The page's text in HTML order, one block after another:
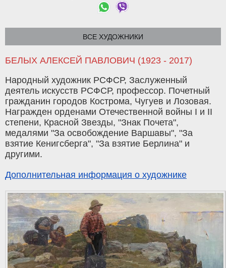
ВСЕ ХУДОЖНИКИ
БЕЛЫХ АЛЕКСЕЙ ПАВЛОВИЧ (1923 - 2017)
Народный художник РСФСР, Заслуженный
деятель искусств РСФСР, профессор. Почетный
гражданин городов Кострома, Чугуев и Лозовая.
Награжден орденами Отечественной войны I и II
степени, Красной Звезды, "Знак Почета",
медалями "За освобождение Варшавы", "За
взятие Кенигсберга", "За взятие Берлина" и
другими.
Дополнительная информация о художнике